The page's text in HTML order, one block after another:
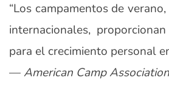
“Los campamentos de
internacionales,
para el crecimiento personal
—American Camp